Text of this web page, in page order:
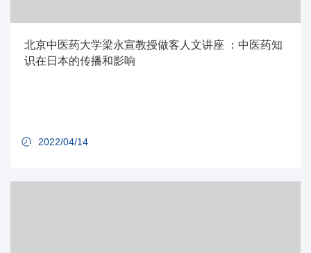
北京中医药大学梁永宣教授做客人文讲座 ：中医药知
识在日本的传播和影响
2022/04/14